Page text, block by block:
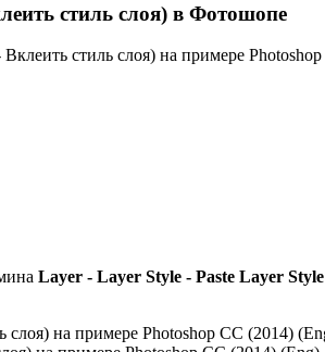
стиль слоя) в Фотошопе
стиль слоя) на примере
Layer - Layer Style - Paste Layer Style